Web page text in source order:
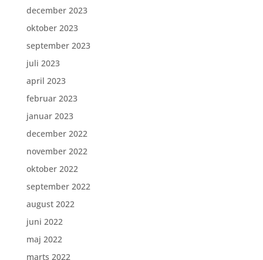
december 2023
oktober 2023
september 2023
juli 2023
april 2023
februar 2023
januar 2023
december 2022
november 2022
oktober 2022
september 2022
august 2022
juni 2022
maj 2022
marts 2022